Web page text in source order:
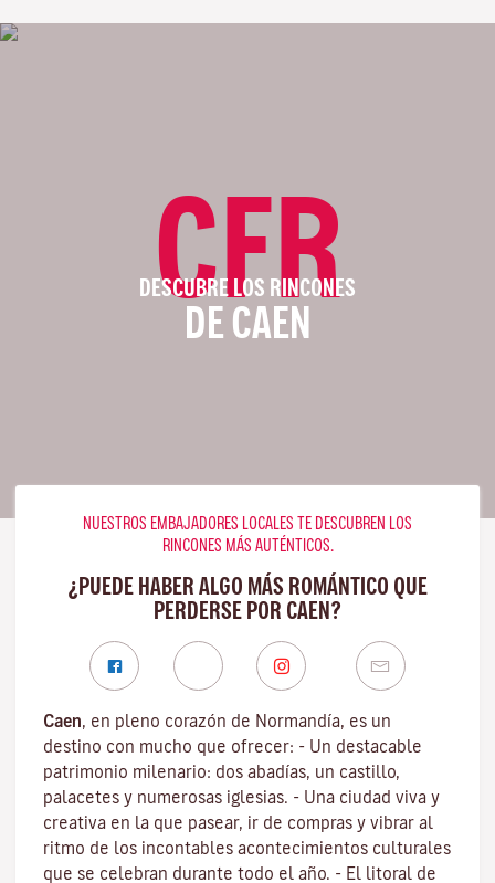
CFR
DESCUBRE LOS RINCONES
DE CAEN
NUESTROS EMBAJADORES LOCALES TE DESCUBREN LOS
RINCONES MÁS AUTÉNTICOS.
¿PUEDE HABER ALGO MÁS ROMÁNTICO QUE
PERDERSE POR CAEN?
Caen, en pleno corazón de Normandía, es un
destino con mucho que ofrecer: - Un destacable
patrimonio milenario: dos abadías, un castillo,
palacetes y numerosas iglesias. - Una ciudad viva y
creativa en la que pasear, ir de compras y vibrar al
ritmo de los incontables acontecimientos culturales
que se celebran durante todo el año. - El litoral de